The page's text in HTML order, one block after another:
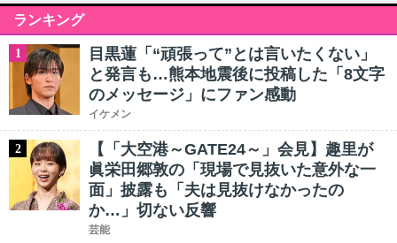
ランキング
1
目黒蓮「“頑張って”とは言いたくない」
と発言も…熊本地震後に投稿した「8文字
のメッセージ」にファン感動
イケメン
2
【「大空港～GATE24～」会見】趣里が
眞栄田郷敦の「現場で見抜いた意外な一
面」披露も「夫は見抜けなかったの
か…」切ない反響
芸能